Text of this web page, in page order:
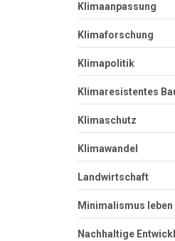
Klimaanpassung
Klimaforschung
Klimapolitik
Klimaresistentes
Klimaschutz
Klimawandel
Landwirtschaft
Minimalismus leben
Nachhaltige